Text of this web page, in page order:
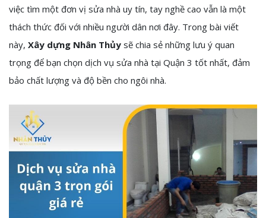
việc tìm một đơn vị sửa nhà uy tín, tay nghề cao vẫn là một
thách thức đối với nhiều người dân nơi đây. Trong bài viết
này, Xây dựng Nhân Thủy sẽ chia sẻ những lưu ý quan
trọng để bạn chọn dịch vụ sửa nhà tại Quận 3 tốt nhất, đảm
bảo chất lượng và độ bền cho ngôi nhà.